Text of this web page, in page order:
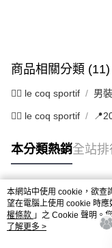
商品相關分類 (11)
🚴‍♂️ le coq sportif 男
🚴‍♂️ le coq sportif
本分類熱銷全站排
熱門標籤
本網站中使用 cookie，欲查
望在電腦上使用 cookie 時
權條款 」之 Cookie 聲明。
用條款之 Cookie 聲明使用
了解更多 >